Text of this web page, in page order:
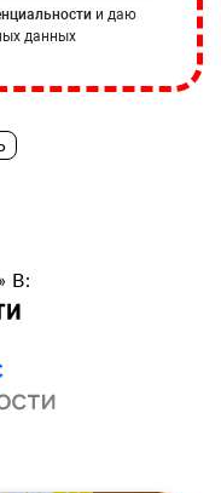
и даю
данных
В: